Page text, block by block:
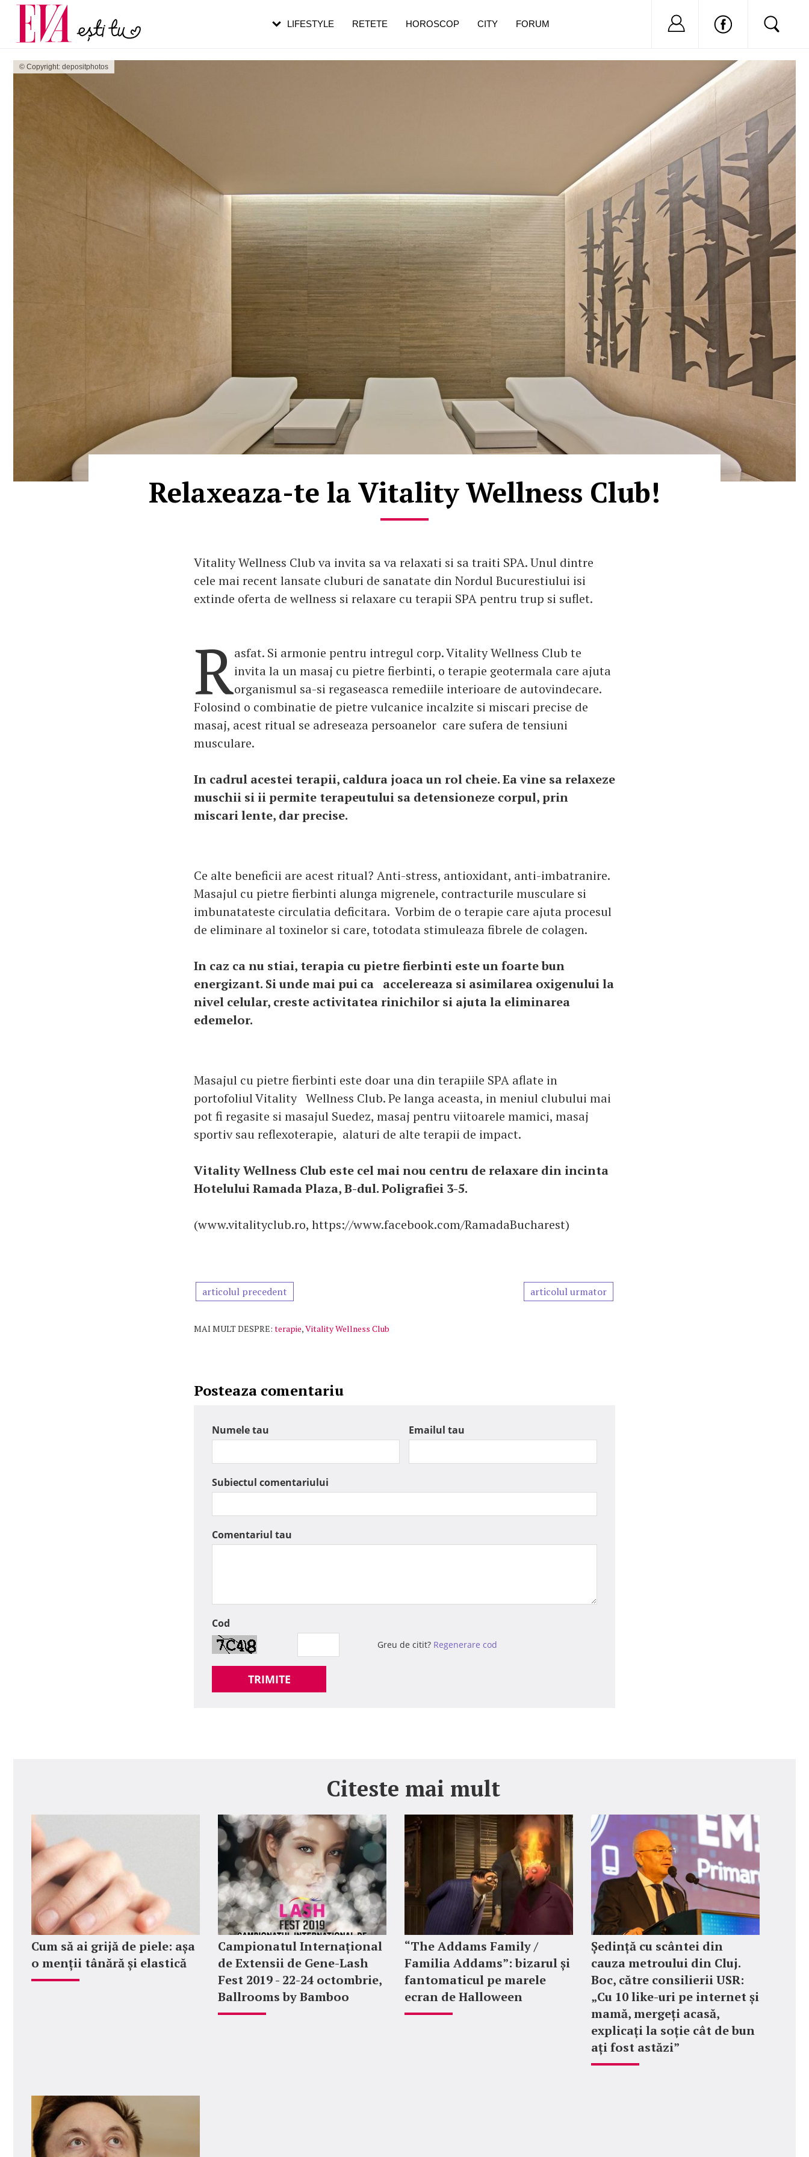
© Copyright: depositphotos
Relaxeaza-te la Vitality Wellness Club!
Vitality Wellness Club va invita sa va relaxati si sa traiti SPA. Unul dintre
cele mai recent lansate cluburi de sanatate din Nordul Bucurestiului isi
extinde oferta de wellness si relaxare cu terapii SPA pentru trup si suflet.
Rasfat. Si armonie pentru intregul corp. Vitality Wellness Club te
invita la un masaj cu pietre fierbinti, o terapie geotermala care ajuta
organismul sa-si regaseasca remediile interioare de autovindecare.
Folosind o combinatie de pietre vulcanice incalzite si miscari precise de
masaj, acest ritual se adreseaza persoanelor care sufera de tensiuni
musculare.
In cadrul acestei terapii, caldura joaca un rol cheie. Ea vine sa relaxeze
muschii si ii permite terapeutului sa detensioneze corpul, prin
miscari lente, dar precise.
Ce alte beneficii are acest ritual? Anti-stress, antioxidant, anti-imbatranire.
Masajul cu pietre fierbinti alunga migrenele, contracturile musculare si
imbunatateste circulatia deficitara. Vorbim de o terapie care ajuta procesul
de eliminare al toxinelor si care, totodata stimuleaza fibrele de colagen.
In caz ca nu stiai, terapia cu pietre fierbinti este un foarte bun
energizant. Si unde mai pui ca accelereaza si asimilarea oxigenului la
nivel celular, creste activitatea rinichilor si ajuta la eliminarea
edemelor.
Masajul cu pietre fierbinti este doar una din terapiile SPA aflate in
portofoliul Vitality Wellness Club. Pe langa aceasta, in meniul clubului mai
pot fi regasite si masajul Suedez, masaj pentru viitoarele mamici, masaj
sportiv sau reflexoterapie, alaturi de alte terapii de impact.
Vitality Wellness Club este cel mai nou centru de relaxare din incinta
Hotelului Ramada Plaza, B-dul. Poligrafiei 3-5.
(www.vitalityclub.ro, https://www.facebook.com/RamadaBucharest)
articolul precedent articolul urmator
MAI MULT DESPRE: terapie,Vitality Wellness Club
Posteaza comentariu
Numele tau Emailul tau
Subiectul comentariului
Comentariul tau
Cod
Greu de citit? Regenerare cod
TRIMITE
Citeste mai mult
Cum să ai grijă de piele: așa
o menții tânără și elastică
Campionatul Internațional
de Extensii de Gene-Lash
Fest 2019 - 22-24 octombrie,
Ballrooms by Bamboo
“The Addams Family /
Familia Addams”: bizarul și
fantomaticul pe marele
ecran de Halloween
Ședință cu scântei din
cauza metroului din Cluj.
Boc, către consilierii USR:
„Cu 10 like-uri pe internet și
mamă, mergeți acasă,
explicați la soție cât de bun
ați fost astăzi”
LIFESTYLE RETETE HOROSCOP CITY FORUM Nu ai cont?
Carieră
Actualitate
pe măsură ce înaintezi în vârstă
de dureroasă este investigația